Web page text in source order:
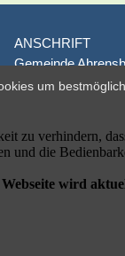
ANSCHRIFT
Gemeinde
Poststraße 1
Telefon: 04525/
Telefax: 04525/
E-Mail:
um